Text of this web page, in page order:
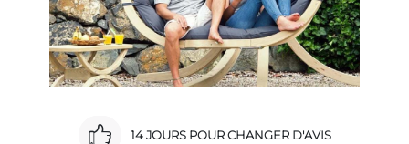
14 JOURS POUR CHANGER D'AVIS